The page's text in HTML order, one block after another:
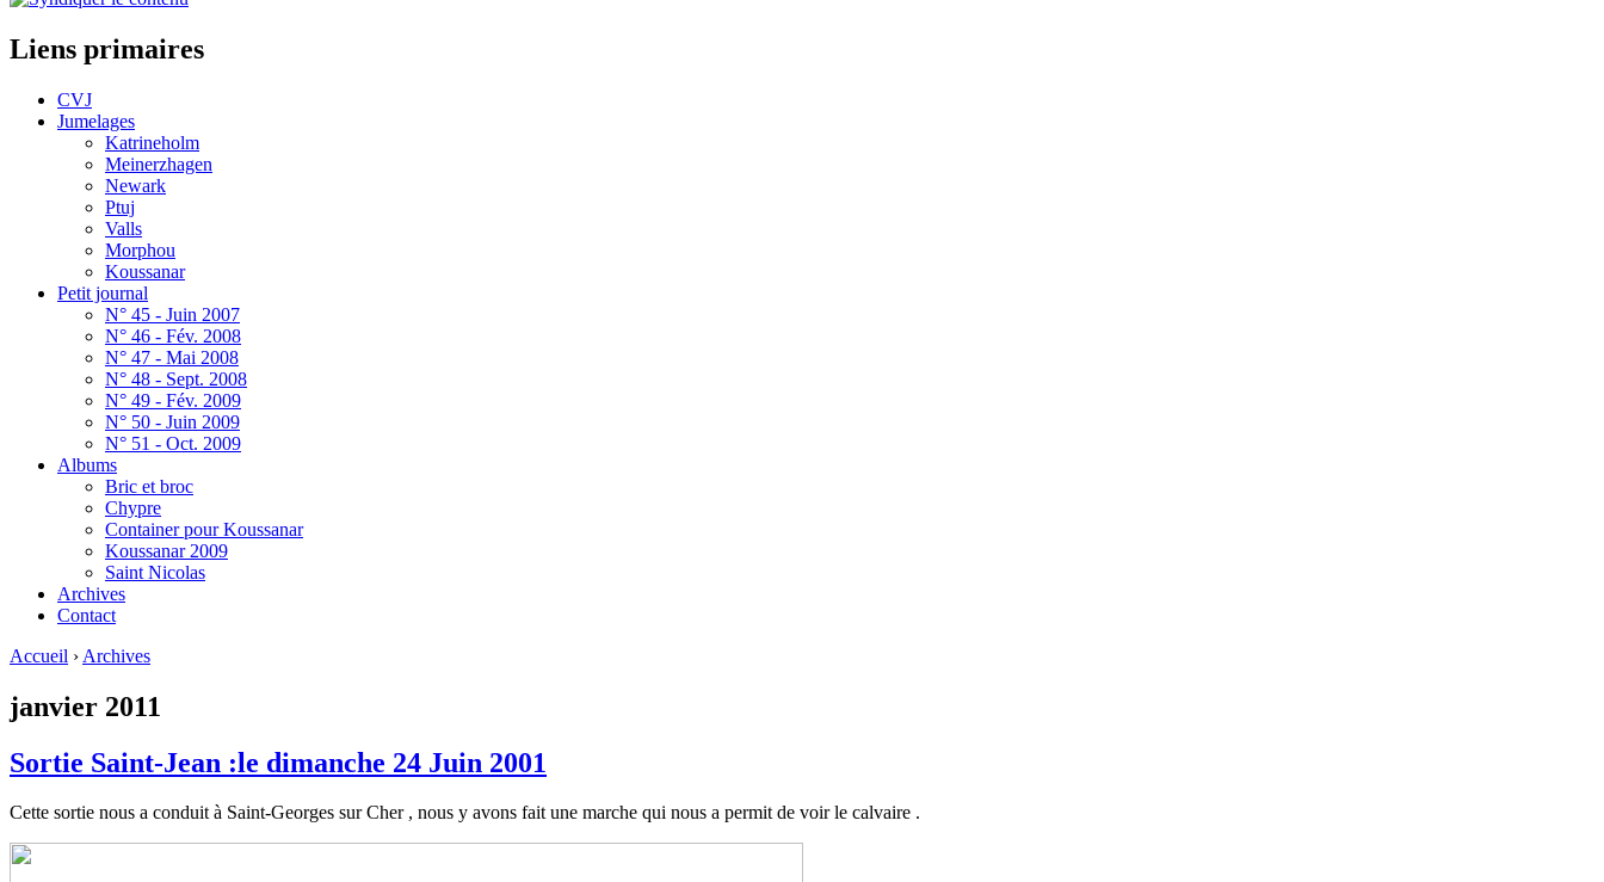
Liens primaires
CVJ
Jumelages
Katrineholm
Meinerzhagen
Newark
Ptuj
Valls
Morphou
Koussanar
Petit journal
N° 45 - Juin 2007
N° 46 - Fév. 2008
N° 47 - Mai 2008
N° 48 - Sept. 2008
N° 49 - Fév. 2009
N° 50 - Juin 2009
N° 51 - Oct. 2009
Albums
Bric et broc
Chypre
Container pour Koussanar
Koussanar 2009
Saint Nicolas
Archives
Contact
Accueil › Archives
janvier 2011
Sortie Saint-Jean :le dimanche 24 Juin 2001
Cette sortie nous a conduit à Saint-Georges sur Cher , nous y avons fait une marche qui nous a permit de voir le calvaire .